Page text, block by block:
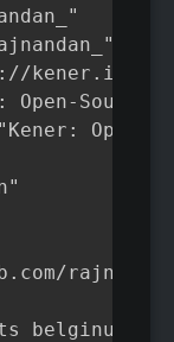
kener.ing/
Open-Source
Open-
belginux